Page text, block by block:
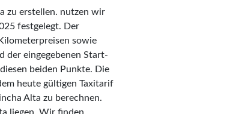
zu erstellen. nutzen wir
festgelegt. Der
sowie
der eingegebenen Start-
beiden Punkte. Die
heute gültigen Taxitarif
Alta zu berechnen.